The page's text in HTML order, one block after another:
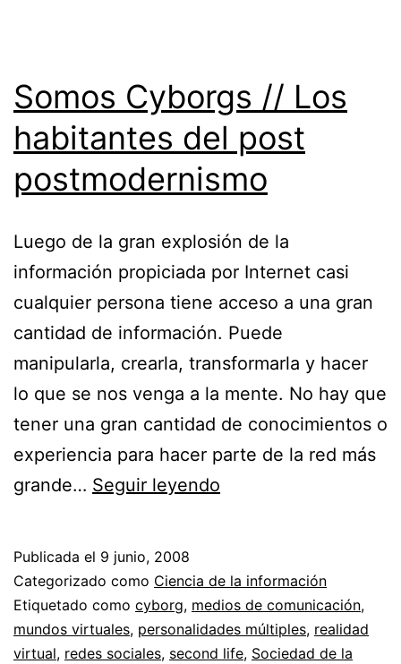
Somos Cyborgs // Los
habitantes del post
postmodernismo
Luego de la gran explosión de la
información propiciada por Internet casi
cualquier persona tiene acceso a una gran
cantidad de información. Puede
manipularla, crearla, transformarla y hacer
lo que se nos venga a la mente. No hay que
tener una gran cantidad de conocimientos o
experiencia para hacer parte de la red más
grande… Seguir leyendo
Los
habitantes
del
Publicada el 9 junio, 2008
Categorizado como Ciencia de la información
Etiquetado como cyborg, medios de comunicación,
mundos virtuales, personalidades múltiples, realidad
virtual, redes sociales, second life, Sociedad de la